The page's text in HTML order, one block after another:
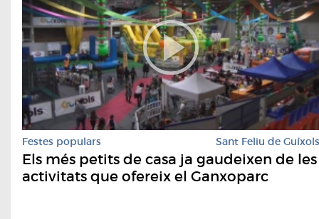
Festes populars Sant Feliu de Guíxols
Els més petits de casa ja gaudeixen de les
activitats que ofereix el Ganxoparc